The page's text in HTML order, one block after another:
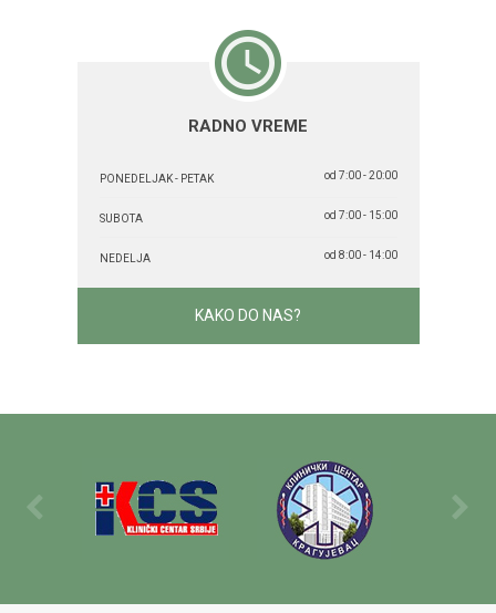
RADNO VREME
PONEDELJAK - PETAK od 7:00 - 20:00
SUBOTA od 7:00 - 15:00
NEDELJA od 8:00 - 14:00
KAKO DO NAS?